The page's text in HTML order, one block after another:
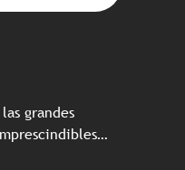
grandes